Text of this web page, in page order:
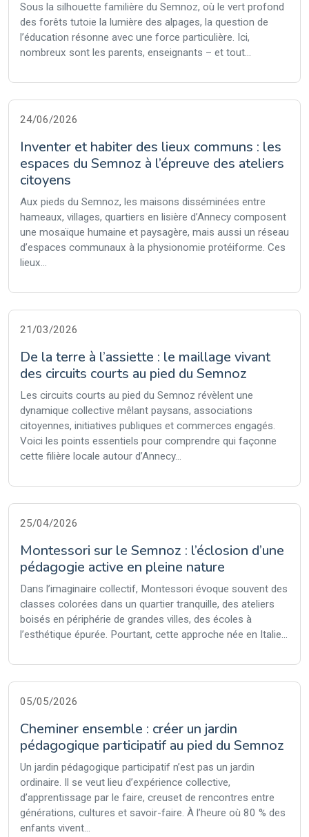
Sous la silhouette familière du Semnoz, où le vert profond
des forêts tutoie la lumière des alpages, la question de
l’éducation résonne avec une force particulière. Ici,
nombreux sont les parents, enseignants – et tout...
24/06/2026
Inventer et habiter des lieux communs : les
espaces du Semnoz à l’épreuve des ateliers
citoyens
Aux pieds du Semnoz, les maisons disséminées entre
hameaux, villages, quartiers en lisière d’Annecy composent
une mosaïque humaine et paysagère, mais aussi un réseau
d’espaces communaux à la physionomie protéiforme. Ces
lieux...
21/03/2026
De la terre à l’assiette : le maillage vivant
des circuits courts au pied du Semnoz
Les circuits courts au pied du Semnoz révèlent une
dynamique collective mêlant paysans, associations
citoyennes, initiatives publiques et commerces engagés.
Voici les points essentiels pour comprendre qui façonne
cette filière locale autour d’Annecy...
25/04/2026
Montessori sur le Semnoz : l’éclosion d’une
pédagogie active en pleine nature
Dans l’imaginaire collectif, Montessori évoque souvent des
classes colorées dans un quartier tranquille, des ateliers
boisés en périphérie de grandes villes, des écoles à
l’esthétique épurée. Pourtant, cette approche née en Italie...
05/05/2026
Cheminer ensemble : créer un jardin
pédagogique participatif au pied du Semnoz
Un jardin pédagogique participatif n’est pas un jardin
ordinaire. Il se veut lieu d’expérience collective,
d’apprentissage par le faire, creuset de rencontres entre
générations, cultures et savoir-faire. À l’heure où 80 % des
enfants vivent...